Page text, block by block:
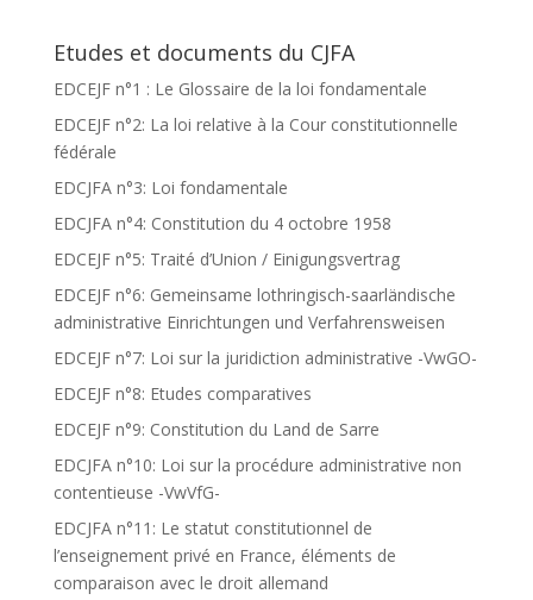
Etudes et documents du CJFA
EDCEJF n°1 : Le Glossaire de la loi fondamentale
EDCEJF n°2: La loi relative à la Cour constitutionnelle
fédérale
EDCJFA n°3: Loi fondamentale
EDCJFA n°4: Constitution du 4 octobre 1958
EDCEJF n°5: Traité d’Union / Einigungsvertrag
EDCEJF n°6: Gemeinsame lothringisch-saarländische
administrative Einrichtungen und Verfahrensweisen
EDCEJF n°7: Loi sur la juridiction administrative -VwGO-
EDCEJF n°8: Etudes comparatives
EDCEJF n°9: Constitution du Land de Sarre
EDCJFA n°10: Loi sur la procédure administrative non
contentieuse -VwVfG-
EDCJFA n°11: Le statut constitutionnel de
l’enseignement privé en France, éléments de
comparaison avec le droit allemand